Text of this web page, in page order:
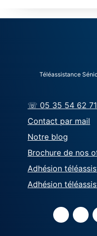
Téléassistance
☏ 05 35 54 62 71
Contact par mail
Notre blog
Brochure de nos
Adhésion
Adhésion